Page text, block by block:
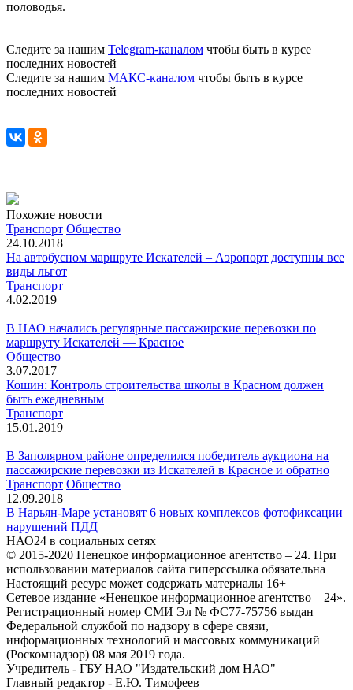
половодья.
Следите за нашим Telegram-каналом чтобы быть в курсе
последних новостей
Следите за нашим МАКС-каналом чтобы быть в курсе
последних новостей
Похожие новости
Транспорт Общество
24.10.2018
На автобусном маршруте Искателей – Аэропорт доступны все
виды льгот
Транспорт
4.02.2019
В НАО начались регулярные пассажирские перевозки по
маршруту Искателей — Красное
Общество
3.07.2017
Кошин: Контроль строительства школы в Красном должен
быть ежедневным
Транспорт
15.01.2019
В Заполярном районе определился победитель аукциона на
пассажирские перевозки из Искателей в Красное и обратно
Транспорт Общество
12.09.2018
В Нарьян-Маре установят 6 новых комплексов фотофиксации
нарушений ПДД
НАО24 в социальных сетях
© 2015-2020 Ненецкое информационное агентство – 24. При
использовании материалов сайта гиперссылка обязательна
Настоящий ресурс может содержать материалы 16+
Сетевое издание «Ненецкое информационное агентство – 24».
Регистрационный номер СМИ Эл № ФС77-75756 выдан
Федеральной службой по надзору в сфере связи,
информационных технологий и массовых коммуникаций
(Роскомнадзор) 08 мая 2019 года.
Учредитель - ГБУ НАО "Издательский дом НАО"
Главный редактор - Е.Ю. Тимофеев